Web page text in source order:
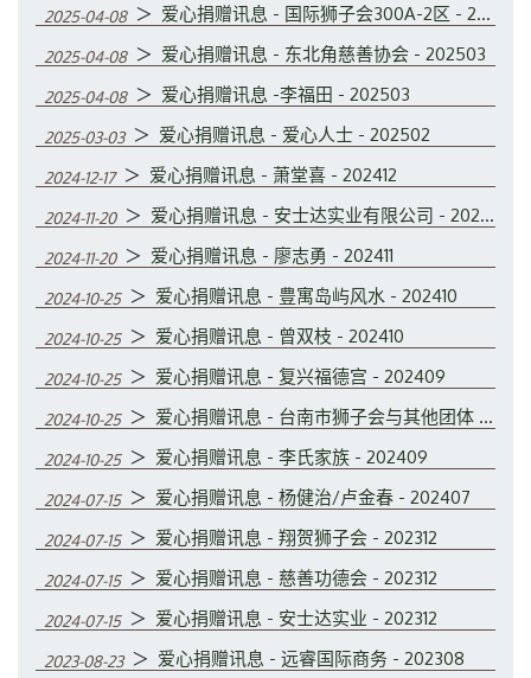
2025-04-08 ＞ 爱心捐赠讯息 - 国际狮子会300A-2区 - 202503
2025-04-08 ＞ 爱心捐赠讯息 - 东北角慈善协会 - 202503
2025-04-08 ＞ 爱心捐赠讯息 -李福田 - 202503
2025-03-03 ＞ 爱心捐赠讯息 - 爱心人士 - 202502
2024-12-17 ＞ 爱心捐赠讯息 - 萧堂喜 - 202412
2024-11-20 ＞ 爱心捐赠讯息 - 安士达实业有限公司 - 202411
2024-11-20 ＞ 爱心捐赠讯息 - 廖志勇 - 202411
2024-10-25 ＞ 爱心捐赠讯息 - 豊寓岛屿风水 - 202410
2024-10-25 ＞ 爱心捐赠讯息 - 曾双枝 - 202410
2024-10-25 ＞ 爱心捐赠讯息 - 复兴福德宫 - 202409
2024-10-25 ＞ 爱心捐赠讯息 - 台南市狮子会与其他团体 - 202409
2024-10-25 ＞ 爱心捐赠讯息 - 李氏家族 - 202409
2024-07-15 ＞ 爱心捐赠讯息 - 杨健治/卢金春 - 202407
2024-07-15 ＞ 爱心捐赠讯息 - 翔贺狮子会 - 202312
2024-07-15 ＞ 爱心捐赠讯息 - 慈善功德会 - 202312
2024-07-15 ＞ 爱心捐赠讯息 - 安士达实业 - 202312
2023-08-23 ＞ 爱心捐赠讯息 - 远睿国际商务 - 202308